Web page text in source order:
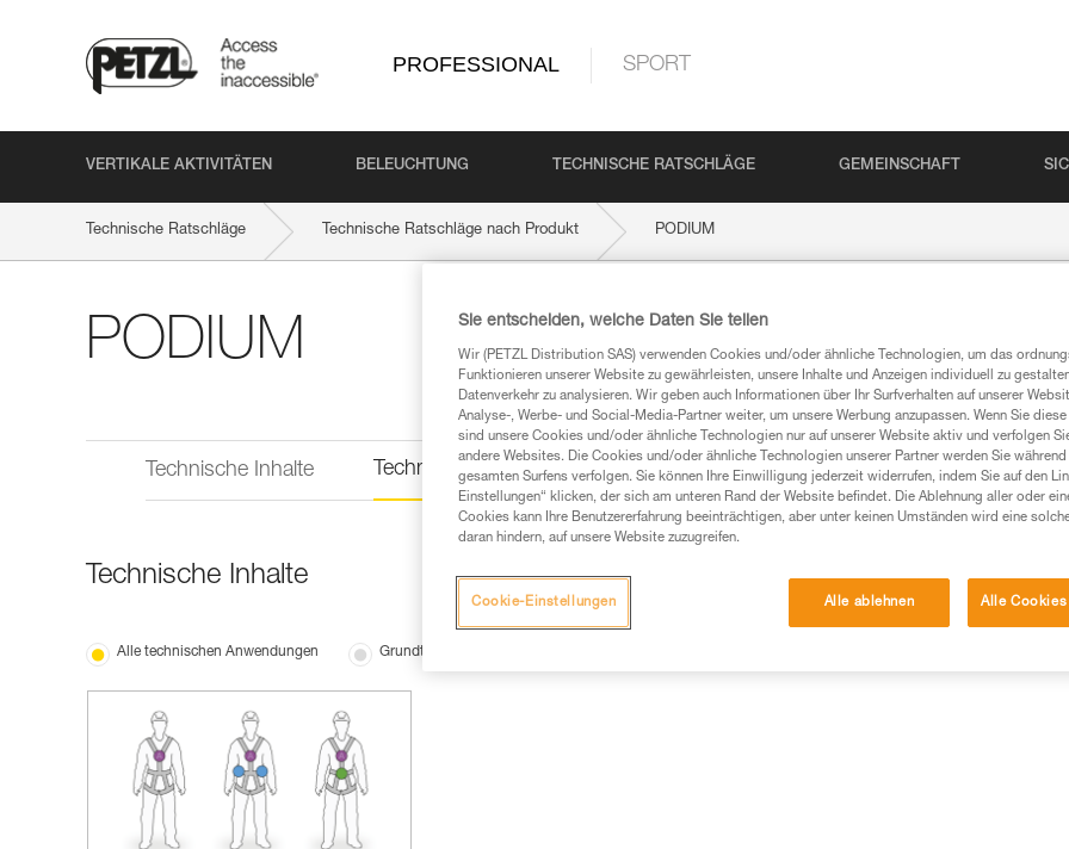
PROFESSIONAL SPORT
VERTIKALE AKTIVITÄTEN BELEUCHTUNG TECHNISCHE RATSCHLÄGE GEMEINSCHAFT
Technische Ratschläge Technische Ratschläge nach Produkt PODIUM
PODIUM
Technische Inhalte Technische Informationen
Technische Inhalte
Alle technischen Anwendungen Grundtechniken
Sie entscheiden, welche Daten Sie teilen
Wir (PETZL Distribution SAS) verwenden Cookies und/oder ähnliche Technologien, um das
Funktionieren unserer Website zu gewährleisten, unsere Inhalte und Anzeigen individuell zu
Datenverkehr zu analysieren. Wir geben auch Informationen über Ihr Surfverhalten auf unserer
Analyse-, Werbe- und Social-Media-Partner weiter, um unsere Werbung anzupassen. Wenn Sie
sind unsere Cookies und/oder ähnliche Technologien nur auf unserer Website aktiv und verfolgen
andere Websites. Die Cookies und/oder ähnliche Technologien unserer Partner werden Sie während
gesamten Surfens verfolgen. Sie können Ihre Einwilligung jederzeit widerrufen, indem Sie auf den
Einstellungen“ klicken, der sich am unteren Rand der Website befindet. Die Ablehnung aller oder
Cookies kann Ihre Benutzererfahrung beeinträchtigen, aber unter keinen Umständen wird eine
daran hindern, auf unsere Website zuzugreifen.
Alle ablehnen Alle Cookies
Cookie-Einstellungen